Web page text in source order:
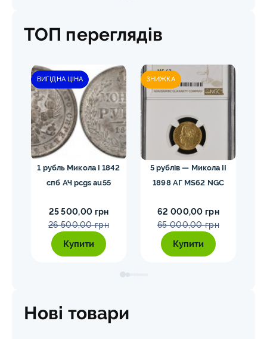
ТОП переглядів
ВИГІДНА ЦІНА
1 рубль Микола I 1842
спб АЧ pcgs au55
25 500,00 грн
26 500,00 грн
Купити
ЗНИЖКА
5 рублів — Микола II
1898 АГ MS62 NGC
62 000,00 грн
65 000,00 грн
Купити
Нові товари